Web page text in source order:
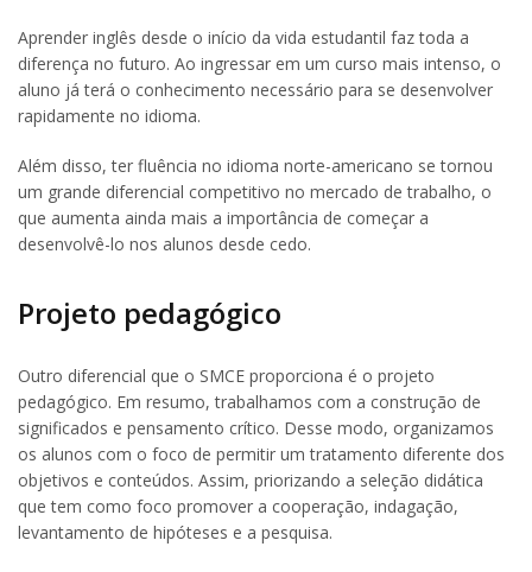
Aprender inglês desde o início da vida estudantil faz toda a
diferença no futuro. Ao ingressar em um curso mais intenso, o
aluno já terá o conhecimento necessário para se desenvolver
rapidamente no idioma.
Além disso, ter fluência no idioma norte-americano se tornou
um grande diferencial competitivo no mercado de trabalho, o
que aumenta ainda mais a importância de começar a
desenvolvê-lo nos alunos desde cedo.
Projeto pedagógico
Outro diferencial que o SMCE proporciona é o projeto
pedagógico. Em resumo, trabalhamos com a construção de
significados e pensamento crítico. Desse modo, organizamos
os alunos com o foco de permitir um tratamento diferente dos
objetivos e conteúdos. Assim, priorizando a seleção didática
que tem como foco promover a cooperação, indagação,
levantamento de hipóteses e a pesquisa.